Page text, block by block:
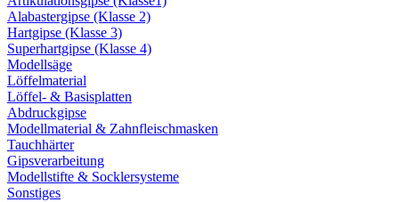
Alabastergipse (Klasse 2)
Hartgipse (Klasse 3)
Superhartgipse (Klasse 4)
Modellsäge
Löffelmaterial
Löffel- & Basisplatten
Abdruckgipse
Modellmaterial & Zahnfleischmasken
Tauchhärter
Gipsverarbeitung
Modellstifte & Socklersysteme
Sonstiges